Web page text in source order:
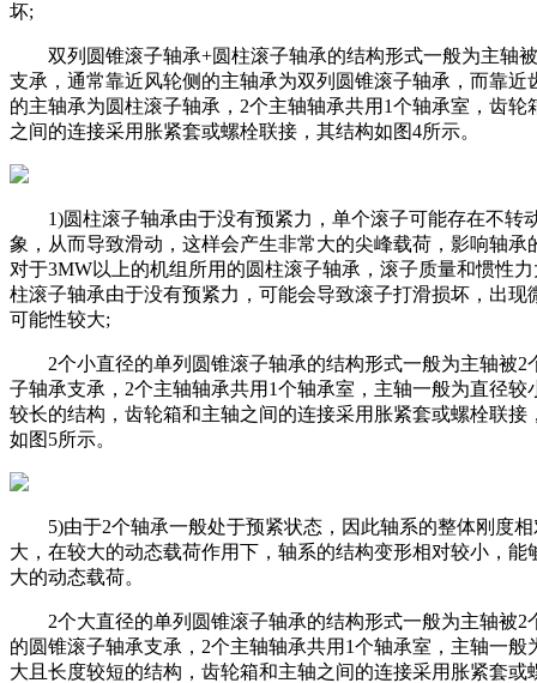
坏;
双列圆锥滚子轴承+圆柱滚子轴承的结构形式一般为主轴
支承，通常靠近风轮侧的主轴承为双列圆锥滚子轴承，而靠近
的主轴承为圆柱滚子轴承，2个主轴轴承共用1个轴承室，齿轮
之间的连接采用胀紧套或螺栓联接，其结构如图4所示。
1)圆柱滚子轴承由于没有预紧力，单个滚子可能存在不转
象，从而导致滑动，这样会产生非常大的尖峰载荷，影响轴承
对于3MW以上的机组所用的圆柱滚子轴承，滚子质量和惯性
柱滚子轴承由于没有预紧力，可能会导致滚子打滑损坏，出现
可能性较大;
2个小直径的单列圆锥滚子轴承的结构形式一般为主轴被2
子轴承支承，2个主轴轴承共用1个轴承室，主轴一般为直径较
较长的结构，齿轮箱和主轴之间的连接采用胀紧套或螺栓联接
如图5所示。
5)由于2个轴承一般处于预紧状态，因此轴系的整体刚度相
大，在较大的动态载荷作用下，轴系的结构变形相对较小，能
大的动态载荷。
2个大直径的单列圆锥滚子轴承的结构形式一般为主轴被2
的圆锥滚子轴承支承，2个主轴轴承共用1个轴承室，主轴一般
大且长度较短的结构，齿轮箱和主轴之间的连接采用胀紧套或